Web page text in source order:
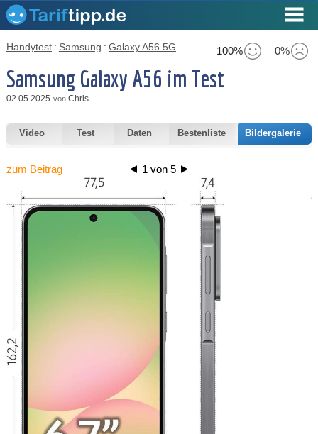
100% 0%
Handytest : Samsung : Galaxy A56 5G
Samsung Galaxy A56 im Test
02.05.2025 von Chris
Video Test Daten Bestenliste Bildergalerie
zum Beitrag 1 von5